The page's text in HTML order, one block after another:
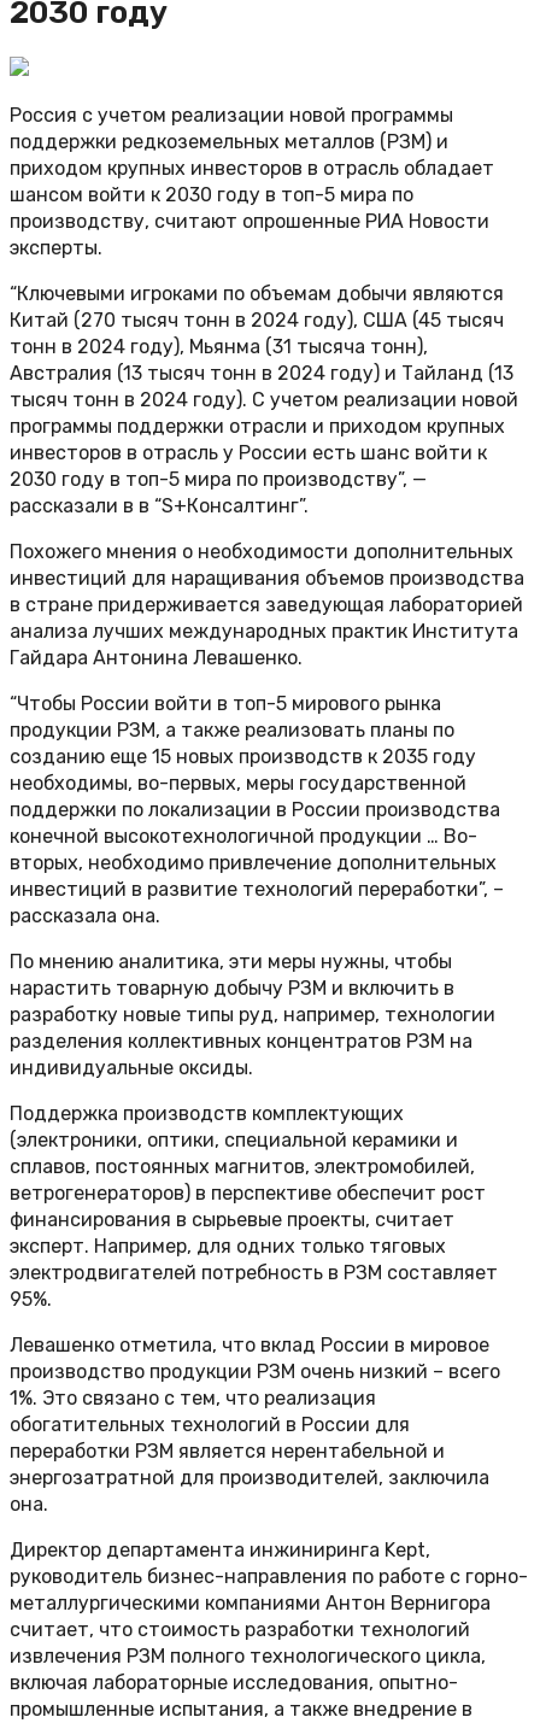
2030 году
Россия с учетом реализации новой программы
поддержки редкоземельных металлов (РЗМ) и
приходом крупных инвесторов в отрасль обладает
шансом войти к 2030 году в топ-5 мира по
производству, считают опрошенные РИА Новости
эксперты.
“Ключевыми игроками по объемам добычи являются
Китай (270 тысяч тонн в 2024 году), США (45 тысяч
тонн в 2024 году), Мьянма (31 тысяча тонн),
Австралия (13 тысяч тонн в 2024 году) и Тайланд (13
тысяч тонн в 2024 году). С учетом реализации новой
программы поддержки отрасли и приходом крупных
инвесторов в отрасль у России есть шанс войти к
2030 году в топ-5 мира по производству”, —
рассказали в в “S+Консалтинг”.
Похожего мнения о необходимости дополнительных
инвестиций для наращивания объемов производства
в стране придерживается заведующая лабораторией
анализа лучших международных практик Института
Гайдара Антонина Левашенко.
“Чтобы России войти в топ-5 мирового рынка
продукции РЗМ, а также реализовать планы по
созданию еще 15 новых производств к 2035 году
необходимы, во-первых, меры государственной
поддержки по локализации в России производства
конечной высокотехнологичной продукции … Во-
вторых, необходимо привлечение дополнительных
инвестиций в развитие технологий переработки”, –
рассказала она.
По мнению аналитика, эти меры нужны, чтобы
нарастить товарную добычу РЗМ и включить в
разработку новые типы руд, например, технологии
разделения коллективных концентратов РЗМ на
индивидуальные оксиды.
Поддержка производств комплектующих
(электроники, оптики, специальной керамики и
сплавов, постоянных магнитов, электромобилей,
ветрогенераторов) в перспективе обеспечит рост
финансирования в сырьевые проекты, считает
эксперт. Например, для одних только тяговых
электродвигателей потребность в РЗМ составляет
95%.
Левашенко отметила, что вклад России в мировое
производство продукции РЗМ очень низкий – всего
1%. Это связано с тем, что реализация
обогатительных технологий в России для
переработки РЗМ является нерентабельной и
энергозатратной для производителей, заключила
она.
Директор департамента инжиниринга Kept,
руководитель бизнес-направления по работе с горно-
металлургическими компаниями Антон Вернигора
считает, что стоимость разработки технологий
извлечения РЗМ полного технологического цикла,
включая лабораторные исследования, опытно-
промышленные испытания, а также внедрение в